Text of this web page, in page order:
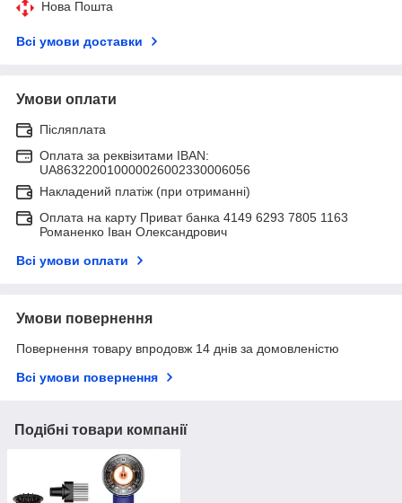
Нова Пошта
Всі умови доставки
Умови оплати
Післяплата
Оплата за реквізитами IBAN:
UA863220010000026002330006056
Накладений платіж (при отриманні)
Оплата на карту Приват банка 4149 6293 7805 1163
Романенко Іван Олександрович
Всі умови оплати
Умови повернення
Повернення товару впродовж 14 днів за домовленістю
Всі умови повернення
Подібні товари компанії